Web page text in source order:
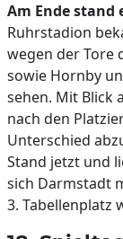
Am Ende stand
Ruhrstadion
wegen der Tore
sowie Hornby
sehen. Mit Blick
nach den
Unterschied
Stand jetzt und
sich Darmstadt
3. Tabellenplatz